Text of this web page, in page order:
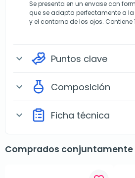
Se presenta en un envase con
que se adapta perfectamente a
y el contorno de los ojos. Contiene
expand_more Puntos clave
expand_more Composición
expand_more Ficha técnica
Comprados conjuntamente